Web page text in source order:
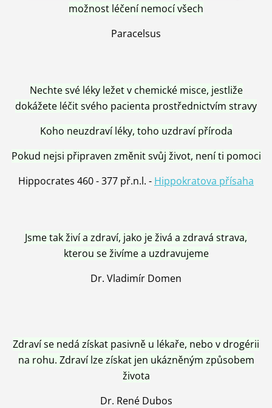
možnost léčení nemocí všech
Paracelsus
Nechte své léky ležet v chemické misce, jestliže
dokážete léčit svého pacienta prostřednictvím stravy
Koho neuzdraví léky, toho uzdraví příroda
Pokud nejsi připraven změnit svůj život, není ti pomoci
Hippocrates 460 - 377 př.n.l. - Hippokratova přísaha
Jsme tak živí a zdraví, jako je živá a zdravá strava,
kterou se živíme a uzdravujeme
Dr. Vladimír Domen
Zdraví se nedá získat pasivně u lékaře, nebo v drogérii
na rohu. Zdraví lze získat jen ukázněným způsobem
života
Dr. René Dubos